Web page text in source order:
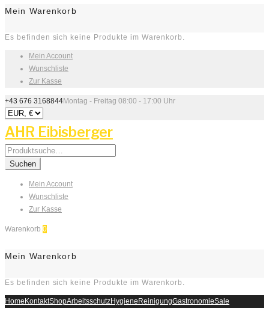
Mein Warenkorb
Es befinden sich keine Produkte im Warenkorb.
Mein Account
Wunschliste
Zur Kasse
+43 676 3168844Montag - Freitag 08:00 - 17:00 Uhr
AHR Eibisberger
Search
for:
Suchen
Mein Account
Wunschliste
Zur Kasse
Warenkorb 0
Mein Warenkorb
Es befinden sich keine Produkte im Warenkorb.
HomeKontaktShopArbeitsschutzHygieneReinigungGastronomieSale